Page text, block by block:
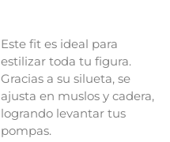
Este fit es ideal para
estilizar toda tu figura.
Gracias a su silueta, se
ajusta en muslos y cadera,
logrando levantar tus
pompas.